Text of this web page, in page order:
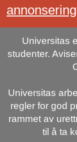
annonsering
Universitas
studenter.
Universitas
regler for god
rammet av
til å ta